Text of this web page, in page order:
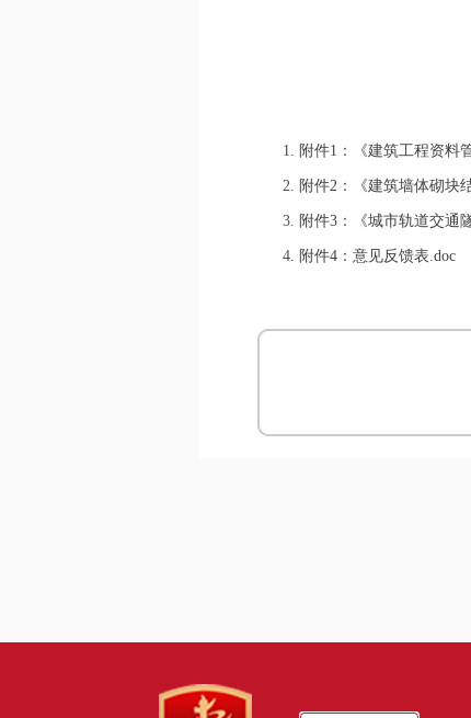
1. 附件1：《建筑工程资料
2. 附件2：《建筑墙体砌块
3. 附件3：《城市轨道交通
4. 附件4：意见反馈表.doc